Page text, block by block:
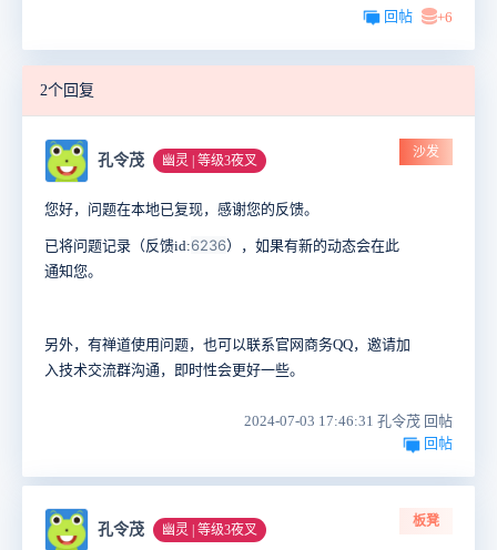
回帖 +6
2个回复
孔令茂 幽灵 | 等级3夜叉
沙发
您好，问题在本地已复现，感谢您的反馈。
已将问题记录（反馈id:6236），如果有新的动态会在此
通知您。
另外，有禅道使用问题，也可以联系官网商务QQ，邀请加
入技术交流群沟通，即时性会更好一些。
2024-07-03 17:46:31 孔令茂 回帖
回帖
孔令茂 幽灵 | 等级3夜叉
板凳